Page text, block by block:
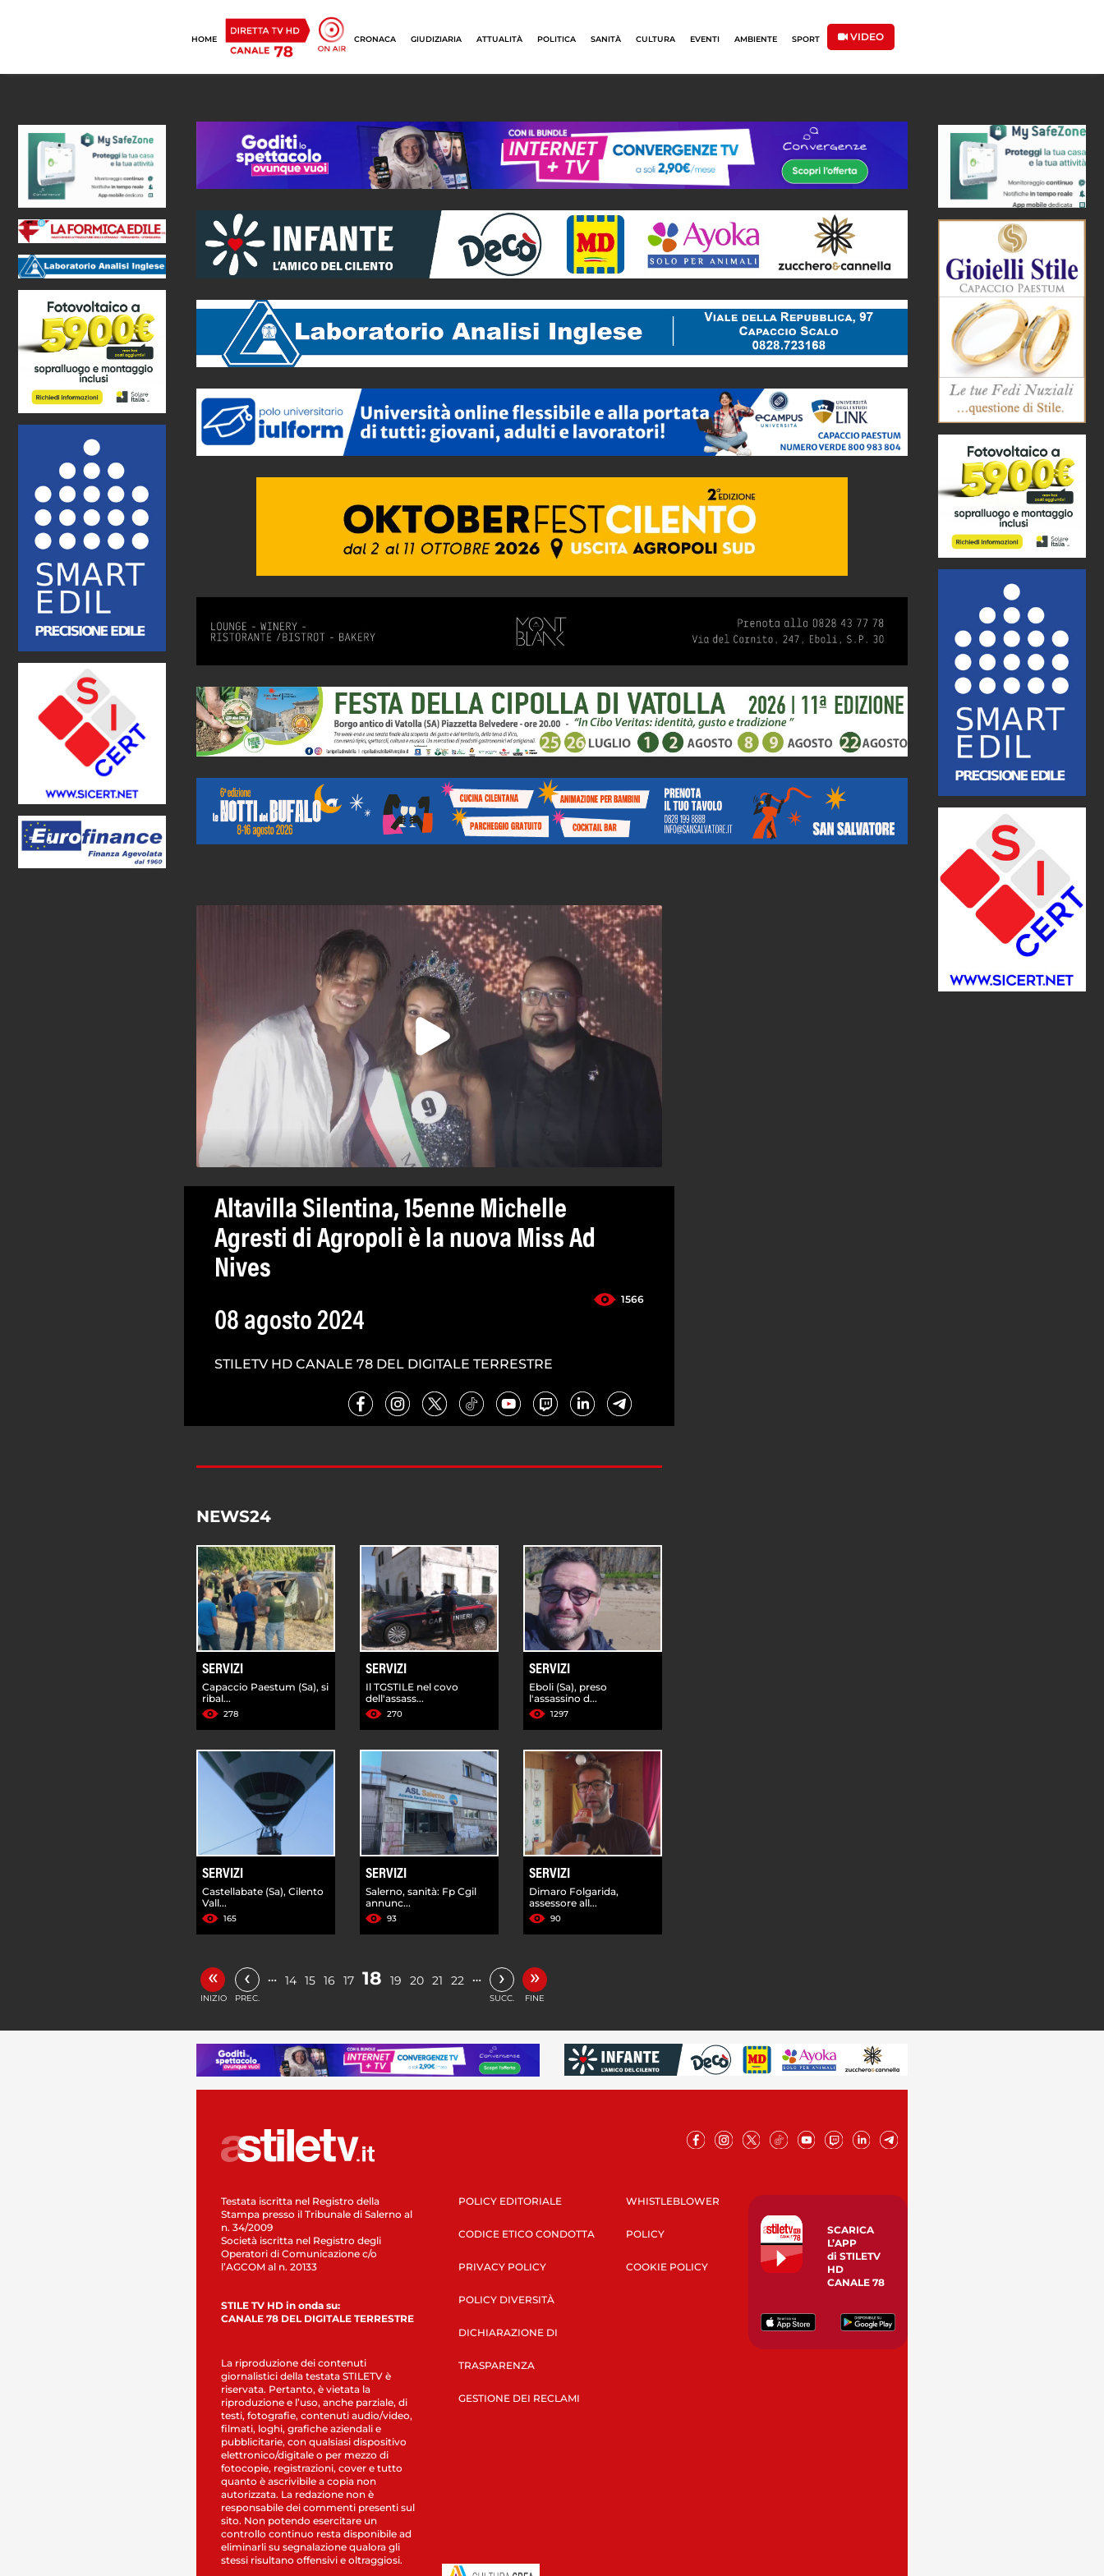
HOME CRONACA GIUDIZIARIA ATTUALITÀ POLITICA SANITÀ CULTURA EVENTI AMBIENTE SPORT VIDEO
Altavilla Silentina, 15enne Michelle
Agresti di Agropoli è la nuova Miss Ad
Nives
1566
08 agosto 2024
STILETV HD CANALE 78 DEL DIGITALE TERRESTRE
NEWS24
SERVIZI
Capaccio Paestum (Sa), si
ribal...
278
SERVIZI
Il TGSTILE nel covo
dell'assass...
270
SERVIZI
Eboli (Sa), preso
l'assassino d...
1297
SERVIZI
Castellabate (Sa), Cilento
Vall...
165
SERVIZI
Salerno, sanità: Fp Cgil
annunc...
93
SERVIZI
Dimaro Folgarida,
assessore all...
90
«
INIZIO
‹
PREC.
… 14 15 16 17 18 19 20 21 22 … ›
SUCC.
»
FINE
Testata iscritta nel Registro della
Stampa presso il Tribunale di Salerno al
n. 34/2009
Società iscritta nel Registro degli
Operatori di Comunicazione c/o
l’AGCOM al n. 20133
STILE TV HD in onda su:
CANALE 78 DEL DIGITALE TERRESTRE
La riproduzione dei contenuti
giornalistici della testata STILETV è
riservata. Pertanto, è vietata la
riproduzione e l’uso, anche parziale, di
testi, fotografie, contenuti audio/video,
filmati, loghi, grafiche aziendali e
pubblicitarie, con qualsiasi dispositivo
elettronico/digitale o per mezzo di
fotocopie, registrazioni, cover e tutto
quanto è ascrivibile a copia non
autorizzata. La redazione non è
responsabile dei commenti presenti sul
sito. Non potendo esercitare un
controllo continuo resta disponibile ad
eliminarli su segnalazione qualora gli
stessi risultano offensivi e oltraggiosi.
POLICY EDITORIALE
CODICE ETICO CONDOTTA
PRIVACY POLICY
POLICY DIVERSITÀ
DICHIARAZIONE DI
TRASPARENZA
GESTIONE DEI RECLAMI
WHISTLEBLOWER
POLICY
COOKIE POLICY
SCARICA
L’APP
di STILETV
HD
CANALE 78